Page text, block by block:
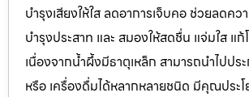
บำรุงเสียงให้ใส ลดอาการเจ็บคอ ช่วยลดค
บำรุงประสาท และ สมองให้สดชื่น แจ่มใส แก้
เนื่องจากน้ำผึ้งมีธาตุเหล็ก สามารถนำไปปร
หรือ เครื่องดื่มได้หลากหลายชนิด มีคุณประ